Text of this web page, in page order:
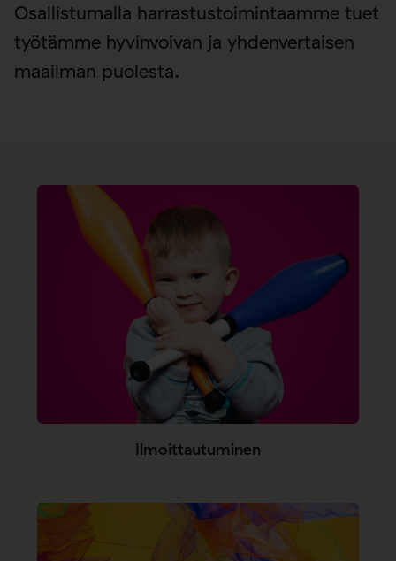
Osallistumalla harrastustoimintaamme tuet
työtämme hyvinvoivan ja yhdenvertaisen
maailman puolesta.
Ilmoittautuminen